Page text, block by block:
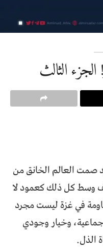
الثالث
صمت العالم الخانق من
وسط كل ذلك كعمود لا
في غزة ليست مجرد
وخيار وجودي
الذل.